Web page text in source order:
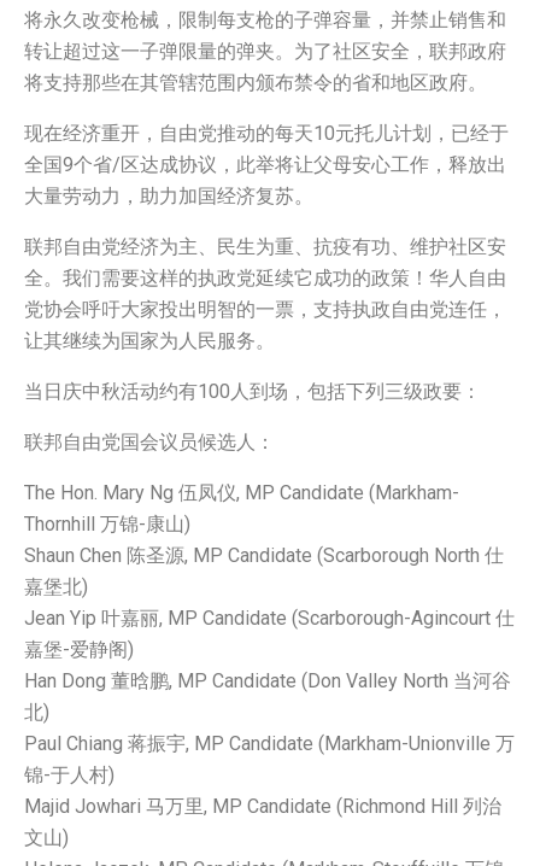
将永久改变枪械，限制每支枪的子弹容量，并禁止销售和
转让超过这一子弹限量的弹夹。为了社区安全，联邦政府
将支持那些在其管辖范围内颁布禁令的省和地区政府。
现在经济重开，自由党推动的每天10元托儿计划，已经于
全国9个省/区达成协议，此举将让父母安心工作，释放出
大量劳动力，助力加国经济复苏。
联邦自由党经济为主、民生为重、抗疫有功、维护社区安
全。我们需要这样的执政党延续它成功的政策！华人自由
党协会呼吁大家投出明智的一票，支持执政自由党连任，
让其继续为国家为人民服务。
当日庆中秋活动约有100人到场，包括下列三级政要：
联邦自由党国会议员候选人：
The Hon. Mary Ng 伍凤仪, MP Candidate (Markham-
Thornhill 万锦-康山)
Shaun Chen 陈圣源, MP Candidate (Scarborough North 仕
嘉堡北)
Jean Yip 叶嘉丽, MP Candidate (Scarborough-Agincourt 仕
嘉堡-爱静阁)
Han Dong 董晗鹏, MP Candidate (Don Valley North 当河谷
北)
Paul Chiang 蒋振宇, MP Candidate (Markham-Unionville 万
锦-于人村)
Majid Jowhari 马万里, MP Candidate (Richmond Hill 列治
文山)